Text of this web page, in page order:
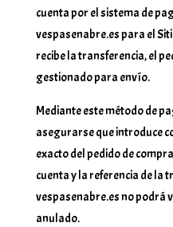
cuenta por el sistema de
vespasenabre.es para el
recibe la transferencia, el
gestionado para envío.
Mediante este método de
asegurarse que introduce
exacto del pedido de
cuenta y la referencia de la
vespasenabre.es no podrá
anulado.